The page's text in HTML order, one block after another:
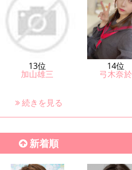
13位
加山雄三
14位
弓木奈於
続きを見る
新着順